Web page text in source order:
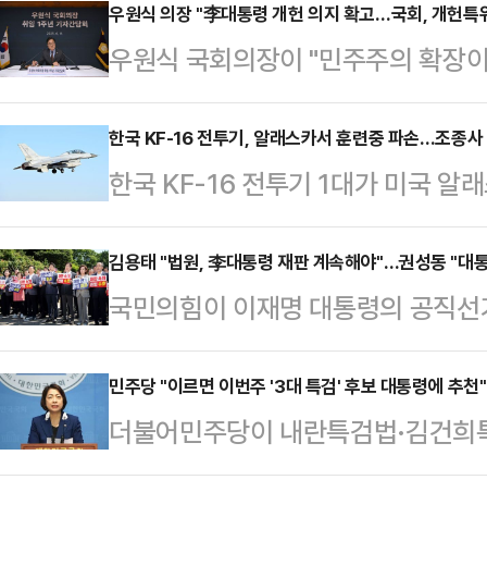
울 것이고 대한민국 경제 전체가 선
일 한국거래소 시장감시위원회를
다.이 대통령은 "그 핵심 축에 증권
은 주식시장"이라고 강조했다.이
관련해 "지금은 우량주 장기 투자
이라느니, 인수합병…
우원식 의장 "李대통령 개헌 의지 확고…국회, 개헌특
우원식 국회의장이 "민주주의 확장
"국회 개헌특위 구성과 개헌 절차
우원식 의장은 11일 국회 사랑재에
명 대통령도 확고한 의지가 있는
를 모아가겠다"며 이같이 밝혔다.
동시에 추진하자고 지난 4월 제안
안팎의 반발이 일자 철회 의사를 밝
시절이던 지난…
한국 KF-16 전투기, 알래스카서 훈련중 파손…조종
한국 KF-16 전투기 1대가 미국 알
했다.11일 공군에 따르면 이날 오
진행 중인 '레드플래그 알래스카
KF-16 전투기가 이륙 중 파손됐다.
탑승했으나 비상탈출을 했으며 모
미 육군 병원에 후송된 후 진찰 결
다고 공군은 전했다.전투기의 파손
김용태 "법원, 李대통령 재판 계속해야"…권성동 "대
국민의힘이 이재명 대통령의 공직
정을 줄줄이 연기한 사법부를 비판
힘 비상대책위원장은 11일 오전 서
의원총회에서 "법원이 지레 겁을
퇴행은 현실이 된다"며 "사법부는
민주당 "이르면 이번주 '3대 특검' 후보 대통령에 추천"
더불어민주당이 내란특검법·김건
검법'을 수사할 특검 후보자를 이르